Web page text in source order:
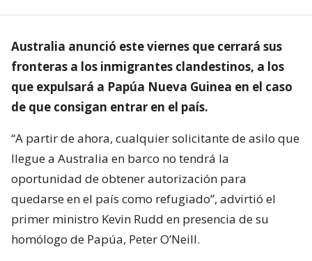
Australia anunció este viernes que cerrará sus
fronteras a los inmigrantes clandestinos, a los
que expulsará a Papúa Nueva Guinea en el caso
de que consigan entrar en el país.
“A partir de ahora, cualquier solicitante de asilo que
llegue a Australia en barco no tendrá la
oportunidad de obtener autorización para
quedarse en el país como refugiado”, advirtió el
primer ministro Kevin Rudd en presencia de su
homólogo de Papúa, Peter O’Neill.